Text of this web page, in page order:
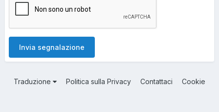
Invia segnalazione
Traduzione Politica sulla Privacy Contattaci Cookie